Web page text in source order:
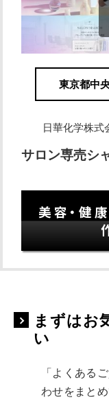
東京都中
日華化学株式
美容・健
まずはお
い
「よくある
わせをまと